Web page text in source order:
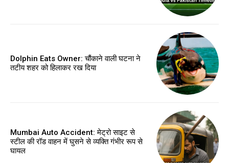
Dolphin Eats Owner: चौंकाने वाली घटना ने
तटीय शहर को हिलाकर रख दिया
Mumbai Auto Accident: मेट्रो साइट से
स्टील की रॉड वाहन में घुसने से व्यक्ति गंभीर रूप से
घायल